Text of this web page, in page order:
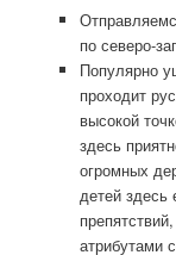
по северо-
Популярно
проходит
высокой
здесь
огромных
детей
атрибутами